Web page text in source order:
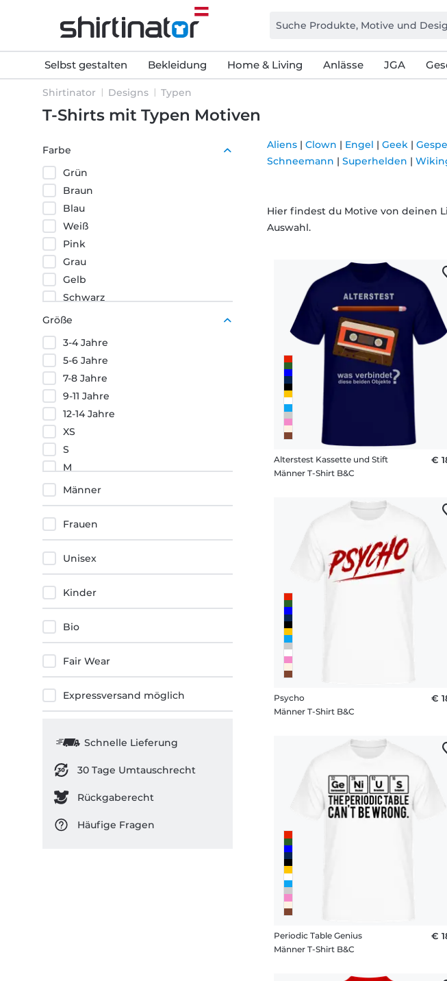
Selbst gestalten Bekleidung Home & Living Anlässe JGA
Shirtinator Designs Typen
T-Shirts mit Typen Motiven
Farbe
Grün
Braun
Blau
Weiß
Pink
Grau
Gelb
Schwarz
Lila
Größe
3-4 Jahre
5-6 Jahre
7-8 Jahre
9-11 Jahre
12-14 Jahre
XS
S
M
L
XL
XXL
3XL
4XL
5XL
Männer
Frauen
Unisex
Kinder
Bio
Fair Wear
Expressversand möglich
Schnelle Lieferung
30 Tage Umtauschrecht
Rückgaberecht
Häufige Fragen
Aliens | Clown | Engel | Geek |
Schneemann | Superhelden |
Hier findest du Motive von deinen
Auswahl.
Alterstest Kassette und Stift
Männer T-Shirt B&C
€
Psycho
Männer T-Shirt B&C
€
Periodic Table Genius
Männer T-Shirt B&C
€